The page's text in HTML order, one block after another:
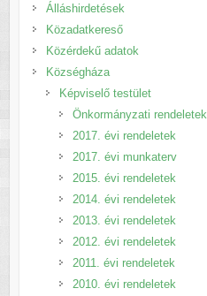
Álláshirdetések
Közadatkereső
Közérdekű adatok
Községháza
Képviselő testület
Önkormányzati rendeletek
2017. évi rendeletek
2017. évi munkaterv
2015. évi rendeletek
2014. évi rendeletek
2013. évi rendeletek
2012. évi rendeletek
2011. évi rendeletek
2010. évi rendeletek